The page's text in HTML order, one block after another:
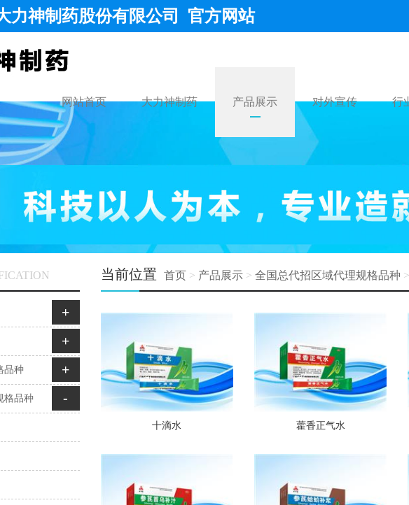
力神制药股份有限公司 官方网站
网站首页 大力神制药 产品展示 对外宣传 行
当前位置 首页> 产品展示> 全国总代招区域代理规格品种 >
十滴水 藿香正气水
+
+
品种 +
格品种 -